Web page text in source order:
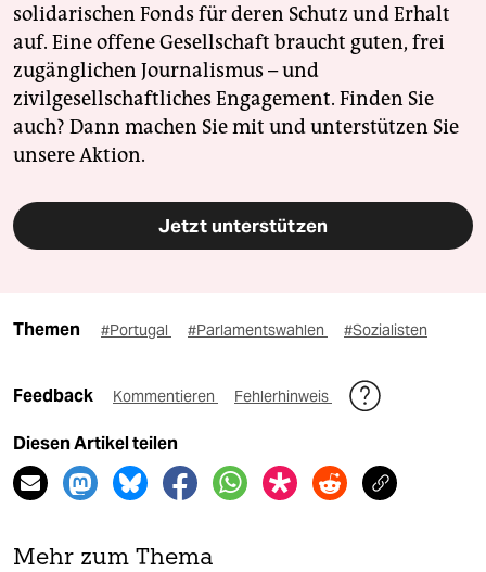
solidarischen Fonds für deren Schutz und Erhalt
auf. Eine offene Gesellschaft braucht guten, frei
zugänglichen Journalismus – und
zivilgesellschaftliches Engagement. Finden Sie
auch? Dann machen Sie mit und unterstützen Sie
unsere Aktion.
Jetzt unterstützen
Themen #Portugal #Parlamentswahlen #Sozialisten
Feedback Kommentieren Fehlerhinweis
Diesen Artikel teilen
Mehr zum Thema